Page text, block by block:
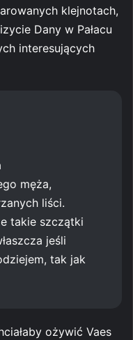
klejnotach,
Dany w Pałacu
interesujących
męża,
liści.
takie szczątki
jeśli
tak jak
ożywić Vaes